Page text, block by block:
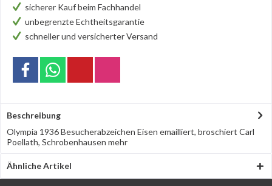
sicherer Kauf beim Fachhandel
unbegrenzte Echtheitsgarantie
schneller und versicherter Versand
Beschreibung
Olympia 1936 Besucherabzeichen Eisen emailliert, broschiert Carl
Poellath, Schrobenhausen mehr
Ähnliche Artikel